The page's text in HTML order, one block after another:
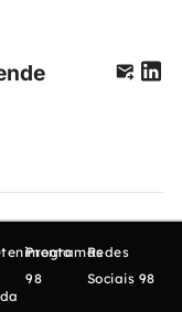
Programas
98
Redes
Sociais 98